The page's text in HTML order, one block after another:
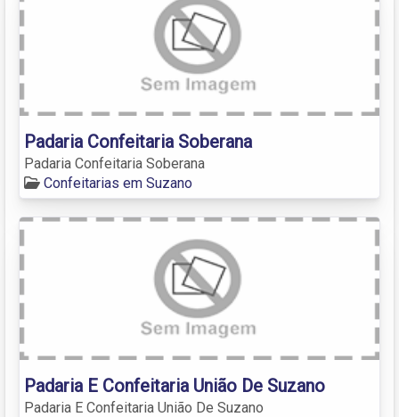
Padaria Confeitaria Soberana
Padaria Confeitaria Soberana
Confeitarias em Suzano
Padaria E Confeitaria União De Suzano
Padaria E Confeitaria União De Suzano